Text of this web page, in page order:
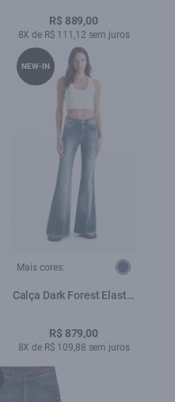
Lav.Escuro C/ Matiz+3d
R$ 889,00
8X de R$ 111,12 sem juros
Mais cores:
Calça Dark Forest Elastic
R$ 879,00
8X de R$ 109,88 sem juros
NEW-IN